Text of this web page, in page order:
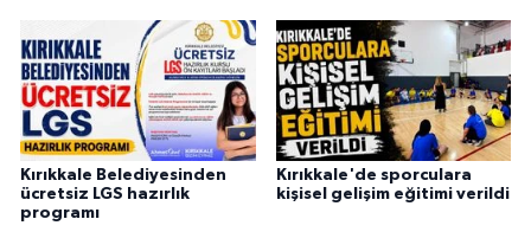
Kırıkkale Belediyesinden
ücretsiz LGS hazırlık
programı
Kırıkkale'de sporculara
kişisel gelişim eğitimi verildi